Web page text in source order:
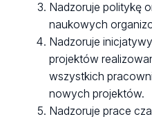
Nadzoruje politykę
naukowych
Nadzoruje
projektów
wszystkich
nowych projektów.
Nadzoruje prace